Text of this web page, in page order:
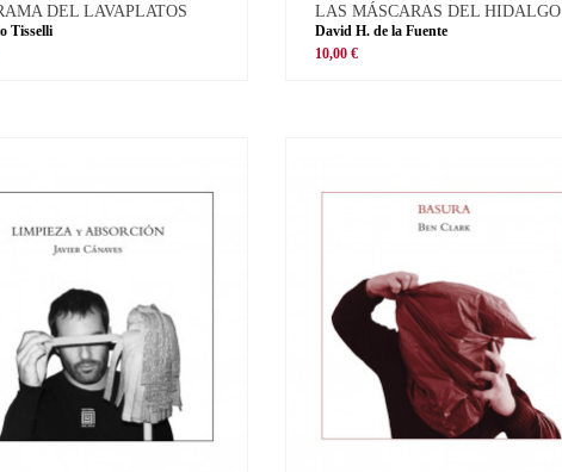
DEL LAVAPLATOS
Tisselli
LAS MÁSCARAS DEL HIDALGO
David H. de la Fuente
10,00 €